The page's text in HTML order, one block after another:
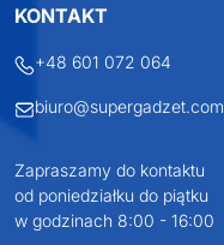
KONTAKT
+48 601 072 064
biuro@supergadzet.com
Zapraszamy do kontaktu
od poniedziałku do piątku
w godzinach 8:00 - 16:00